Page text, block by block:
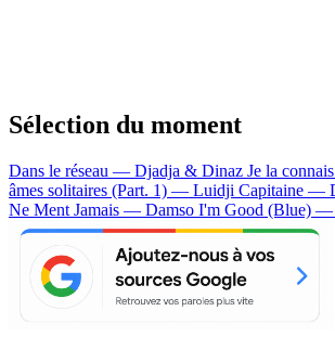
Sélection du moment
Dans le réseau — Djadja & Dinaz Je la
âmes solitaires (Part. 1) — Luidji Capitaine —
Ne Ment Jamais — Damso I'm Good (Blue) —